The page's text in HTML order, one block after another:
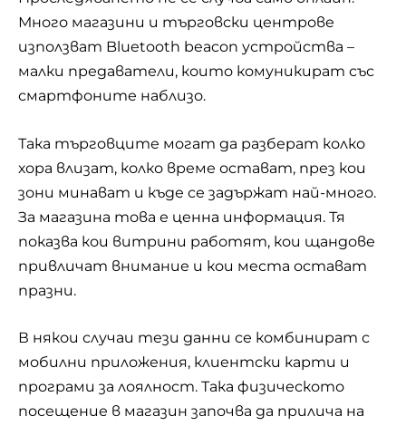
Много магазини и търговски центрове
използват Bluetooth beacon устройства –
малки предаватели, които комуникират със
смартфоните наблизо.
Така търговците могат да разберат колко
хора влизат, колко време остават, през кои
зони минават и къде се задържат най-много.
За магазина това е ценна информация. Тя
показва кои витрини работят, кои щандове
привличат внимание и кои места остават
празни.
В някои случаи тези данни се комбинират с
мобилни приложения, клиентски карти и
програми за лоялност. Така физическото
посещение в магазин започва да прилича на